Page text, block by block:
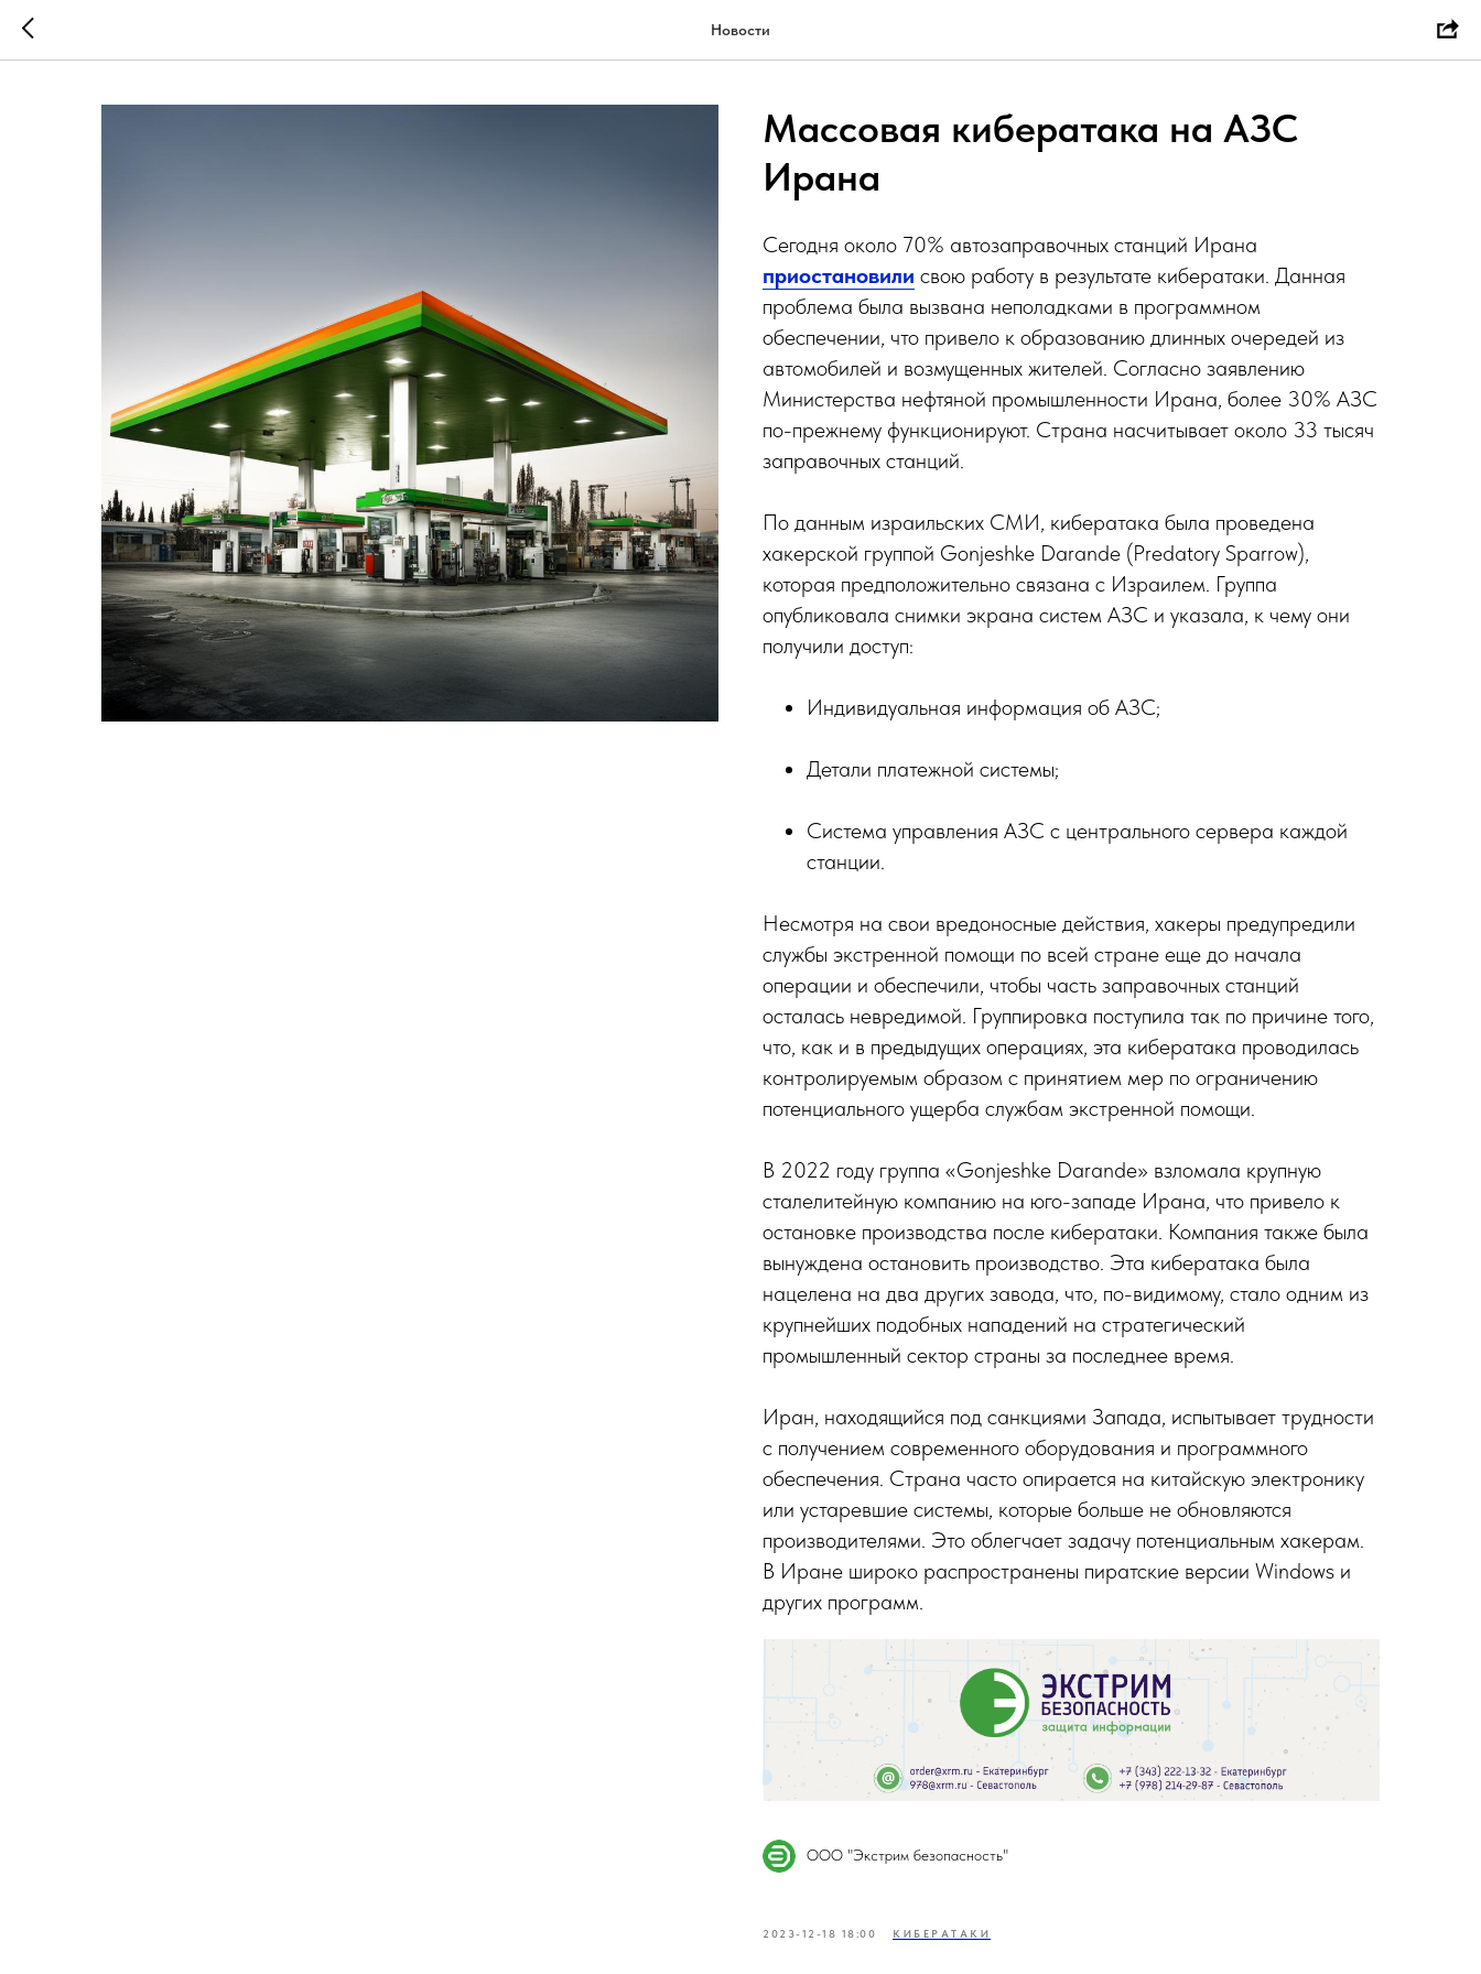
Новости
Массовая кибератака на АЗС
Ирана
Сегодня около 70% автозаправочных станций Ирана
приостановили свою работу в результате кибератаки. Данная
проблема была вызвана неполадками в программном
обеспечении, что привело к образованию длинных очередей из
автомобилей и возмущенных жителей. Согласно заявлению
Министерства нефтяной промышленности Ирана, более 30% АЗС
по-прежнему функционируют. Страна насчитывает около 33 тысяч
заправочных станций.
По данным израильских СМИ, кибератака была проведена
хакерской группой Gonjeshke Darande (Predatory Sparrow),
которая предположительно связана с Израилем. Группа
опубликовала снимки экрана систем АЗС и указала, к чему они
получили доступ:
Индивидуальная информация об АЗС;
Детали платежной системы;
Система управления АЗС с центрального сервера каждой
станции.
Несмотря на свои вредоносные действия, хакеры предупредили
службы экстренной помощи по всей стране еще до начала
операции и обеспечили, чтобы часть заправочных станций
осталась невредимой. Группировка поступила так по причине того,
что, как и в предыдущих операциях, эта кибератака проводилась
контролируемым образом с принятием мер по ограничению
потенциального ущерба службам экстренной помощи.
В 2022 году группа «Gonjeshke Darande» взломала крупную
сталелитейную компанию на юго-западе Ирана, что привело к
остановке производства после кибератаки. Компания также была
вынуждена остановить производство. Эта кибератака была
нацелена на два других завода, что, по-видимому, стало одним из
крупнейших подобных нападений на стратегический
промышленный сектор страны за последнее время.
Иран, находящийся под санкциями Запада, испытывает трудности
с получением современного оборудования и программного
обеспечения. Страна часто опирается на китайскую электронику
или устаревшие системы, которые больше не обновляются
производителями. Это облегчает задачу потенциальным хакерам.
В Иране широко распространены пиратские версии Windows и
других программ.
ООО "Экстрим безопасность"
2023-12-18 18:00 КИБЕРАТАКИ